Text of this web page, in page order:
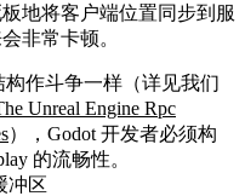
地将客户端位置同步到服
非常卡顿。
构作斗争一样（详见我们
Unreal Engine Rpc
），Godot 开发者必须构
的流畅性。
冲区